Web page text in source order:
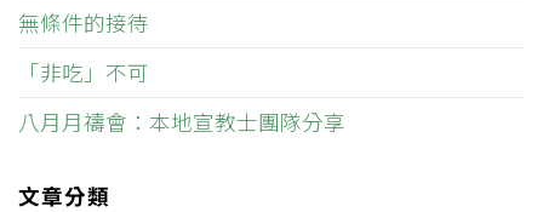
無條件的接待
「非吃」不可
八月月禱會：本地宣教士團隊分享
文章分類